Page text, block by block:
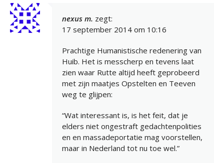
nexus m. zegt:
17 september 2014 om 10:16
Prachtige Humanistische redenering van
Huib. Het is messcherp en tevens laat
zien waar Rutte altijd heeft geprobeerd
met zijn maatjes Opstelten en Teeven
weg te glijpen:
“Wat interessant is, is het feit, dat je
elders niet ongestraft gedachtenpolities
en en massadeportatie mag voorstellen,
maar in Nederland tot nu toe wel.”